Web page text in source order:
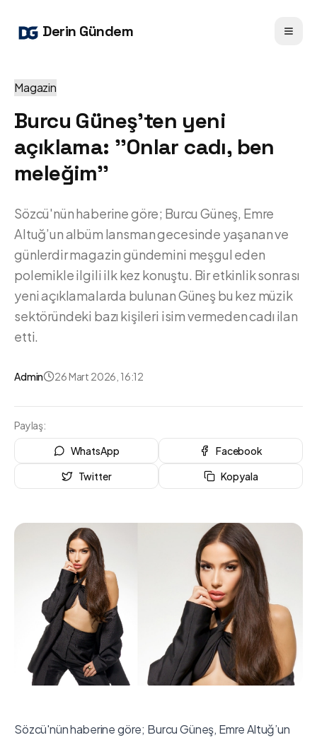
Derin Gündem
Magazin
Burcu Güneş'ten yeni
açıklama: ''Onlar cadı, ben
meleğim''
Sözcü'nün haberine göre; Burcu Güneş, Emre
Altuğ’un albüm lansman gecesinde yaşanan ve
günlerdir magazin gündemini meşgul eden
polemikle ilgili ilk kez konuştu. Bir etkinlik sonrası
yeni açıklamalarda bulunan Güneş bu kez müzik
sektöründeki bazı kişileri isim vermeden cadı ilan
etti.
Admin 26 Mart 2026, 16:12
Paylaş:
WhatsApp
Facebook
Twitter
Kopyala
Sözcü'nün haberine göre; Burcu Güneş, Emre Altuğ’un